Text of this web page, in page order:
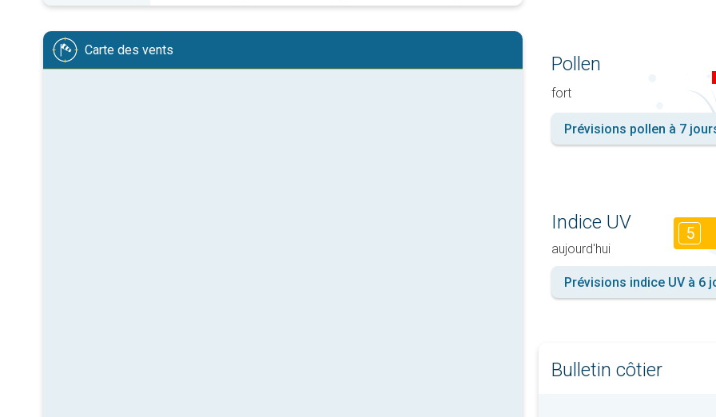
Carte des vents
Pollen
fort
Prévisions pollen à 7
Indice UV
aujourd'hui
5
Prévisions indice UV à 6
Bulletin côtier